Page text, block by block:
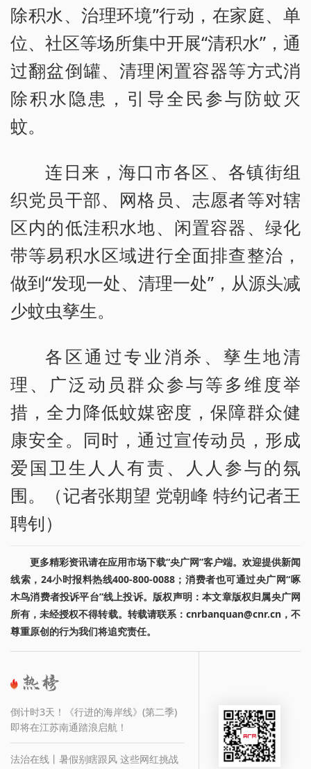
除积水、治理环境”行动，在家庭、单
位、社区等场所集中开展“清积水”，通
过翻盆倒罐、清理闲置容器等方式消
除积水隐患，引导全民参与防蚊灭
蚊。
连日来，海口市各区、各镇街组
织党员干部、网格员、志愿者等对辖
区内的低洼积水地、闲置容器、绿化
带等易积水区域进行全面排查整治，
做到“发现一处、清理一处”，从源头减
少蚊虫孳生。
各区通过专业消杀、孳生地清
理、广泛动员群众参与等多维度举
措，全力降低蚊媒密度，保障群众健
康安全。同时，通过宣传动员，形成
爱国卫生人人有责、人人参与的氛
围。（记者张期望 党朝峰 特约记者王
聘钊）
更多精彩资讯请在应用市场下载“央广网”客户端。欢迎提供新闻
线索，24小时报料热线400-800-0088；消费者也可通过央广网“啄
木鸟消费者投诉平台”线上投诉。版权声明：本文章版权归属央广网
所有，未经授权不得转载。转载请联系：cnrbanquan@cnr.cn，不
尊重原创的行为我们将追究责任。
倒计时3天！《行进的海岸线》(第二季)
即将在江苏南通踏浪启航！
法治在线丨暑假别瞎跟风 这些网红挑战